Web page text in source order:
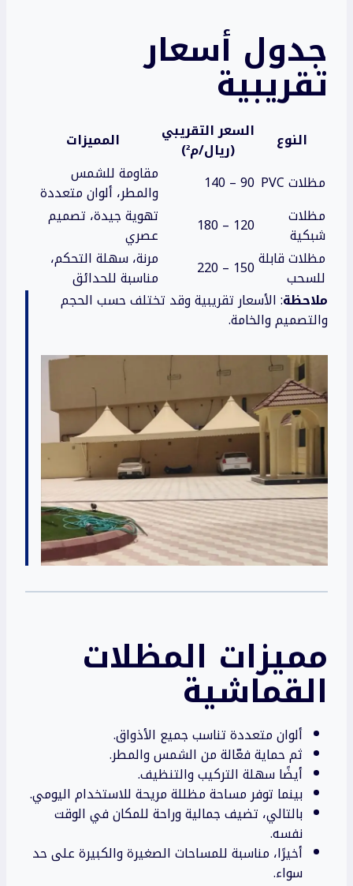
جدول أسعار
تقريبية
النوع
السعر التقريبي
(ريال/م²)
المميزات
مظلات PVC
90 – 140
مقاومة للشمس
والمطر، ألوان متعددة
مظلات
شبكية
120 – 180
تهوية جيدة، تصميم
عصري
مظلات قابلة
للسحب
150 – 220
مرنة، سهلة التحكم،
مناسبة للحدائق
ملاحظة: الأسعار تقريبية وقد تختلف حسب الحجم
والتصميم والخامة.
مميزات المظلات
القماشية
ألوان متعددة تناسب جميع الأذواق.
ثم حماية فعّالة من الشمس والمطر.
أيضًا سهلة التركيب والتنظيف.
بينما توفر مساحة مظللة مريحة للاستخدام اليومي.
بالتالي، تضيف جمالية وراحة للمكان في الوقت
نفسه.
أخيرًا، مناسبة للمساحات الصغيرة والكبيرة على حد
سواء.